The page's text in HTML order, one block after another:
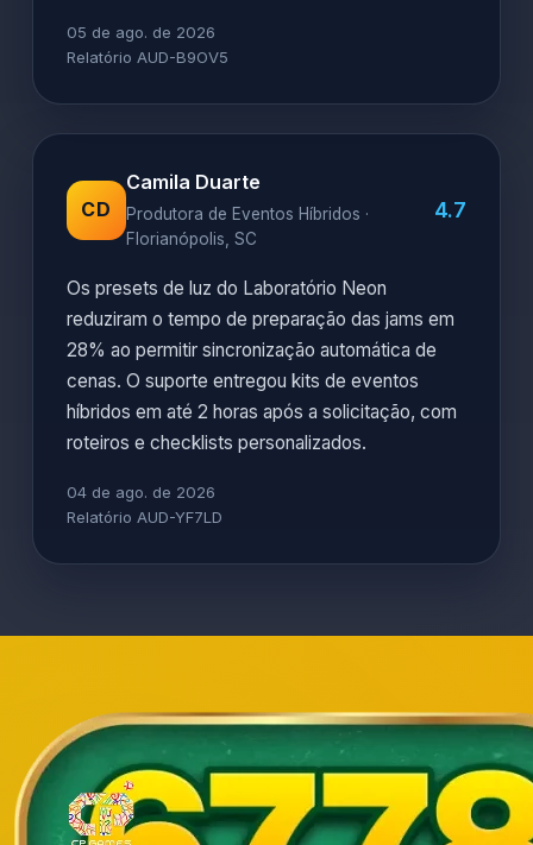
05 de ago. de 2026
Relatório AUD-B9OV5
CD
Camila Duarte
Produtora de Eventos Híbridos ·
Florianópolis, SC
4.7
Os presets de luz do Laboratório Neon
reduziram o tempo de preparação das jams em
28% ao permitir sincronização automática de
cenas. O suporte entregou kits de eventos
híbridos em até 2 horas após a solicitação, com
roteiros e checklists personalizados.
04 de ago. de 2026
Relatório AUD-YF7LD